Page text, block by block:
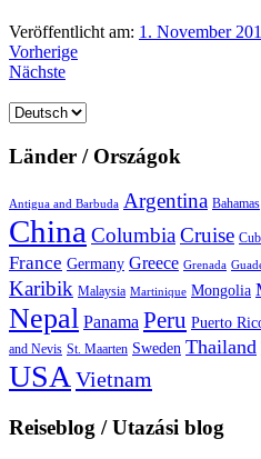
Veröffentlicht am: 1. November
Vorherige
Nächste
Sprache
Länder / Országok
Antigua and Barbuda Argentina Bahamas
China ColumbiaCruise
France Germany Greece Grenada
Karibik Malaysia Martinique Mongolia
Nepal Panama Peru Puerto
and Nevis St. Maarten Sweden Thailand
USAVietnam
Reiseblog / Utazási blog